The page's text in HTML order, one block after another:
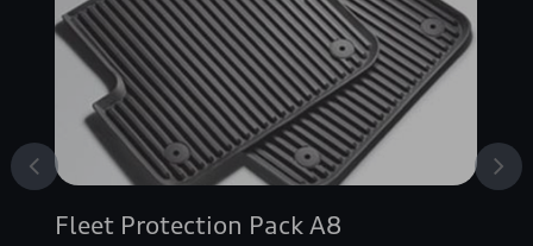
Fleet Protection Pack A8